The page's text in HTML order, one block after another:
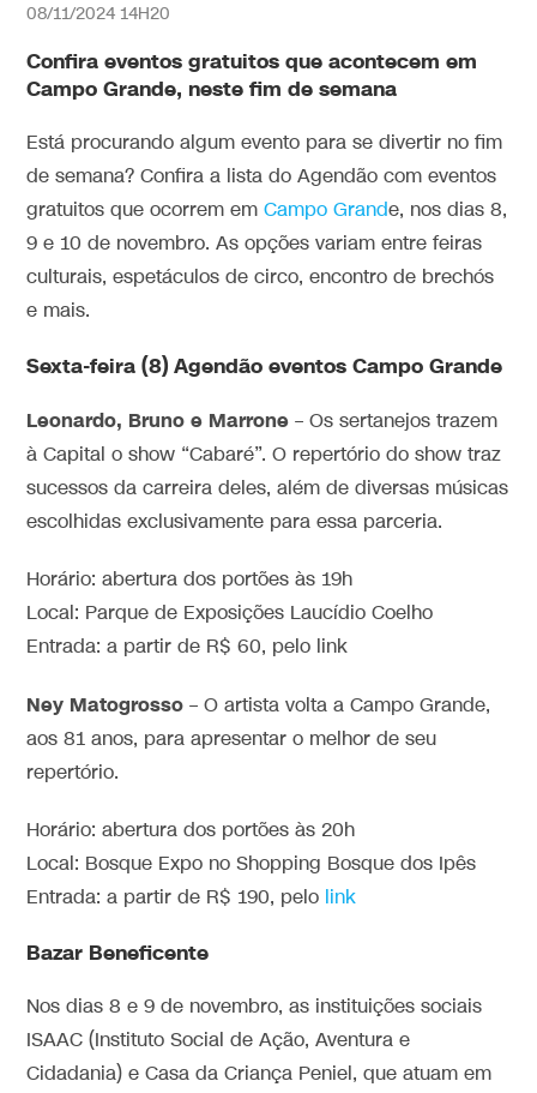
08/11/2024 14H20
Confira eventos gratuitos que acontecem em
Campo Grande, neste fim de semana
Está procurando algum evento para se divertir no fim
de semana? Confira a lista do Agendão com eventos
gratuitos que ocorrem emCampo Grande, nos dias 8,
9 e 10 de novembro. As opções variam entre feiras
culturais, espetáculos de circo, encontro de brechós
e mais.
Sexta-feira (8) Agendão eventos Campo Grande
Leonardo, Bruno e Marrone – Os sertanejos trazem
à Capital o show “Cabaré”. O repertório do show traz
sucessos da carreira deles, além de diversas músicas
escolhidas exclusivamente para essa parceria.
Horário: abertura dos portões às 19h
Local: Parque de Exposições Laucídio Coelho
Entrada: a partir de R$ 60, pelo link
Ney Matogrosso – O artista volta a Campo Grande,
aos 81 anos, para apresentar o melhor de seu
repertório.
Horário: abertura dos portões às 20h
Local: Bosque Expo no Shopping Bosque dos Ipês
Entrada: a partir de R$ 190, pelo link
Bazar Beneficente
Nos dias 8 e 9 de novembro, as instituições sociais
ISAAC (Instituto Social de Ação, Aventura e
Cidadania) e Casa da Criança Peniel, que atuam em